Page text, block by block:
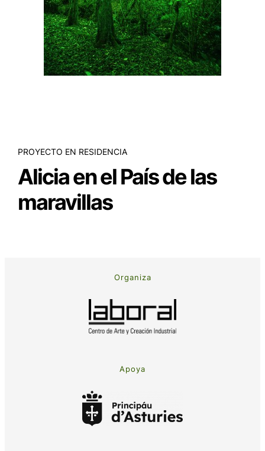
PROYECTO EN RESIDENCIA
Alicia en el País de las
maravillas
Organiza
Apoya